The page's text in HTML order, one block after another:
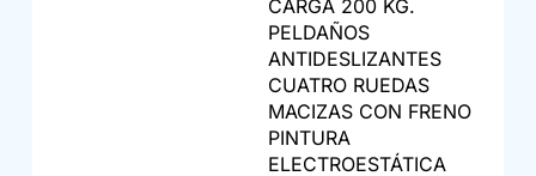
CARGA 200 KG.
PELDAÑOS
ANTIDESLIZANTES
CUATRO RUEDAS
MACIZAS CON FRENO
PINTURA
ELECTROESTÁTICA